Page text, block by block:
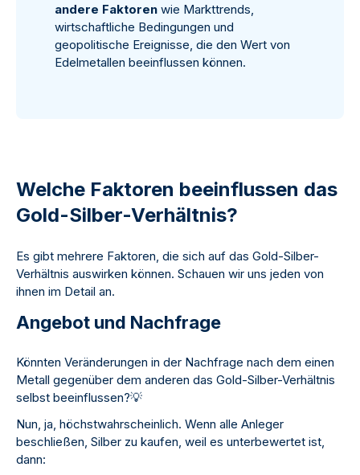
andere Faktoren wie Markttrends,
wirtschaftliche Bedingungen und
geopolitische Ereignisse, die den Wert von
Edelmetallen beeinflussen können.
Welche Faktoren beeinflussen das
Gold-Silber-Verhältnis?
Es gibt mehrere Faktoren, die sich auf das Gold-Silber-
Verhältnis auswirken können. Schauen wir uns jeden von
ihnen im Detail an.
Angebot und Nachfrage
Könnten Veränderungen in der Nachfrage nach dem einen
Metall gegenüber dem anderen das Gold-Silber-Verhältnis
selbst beeinflussen?💡
Nun, ja, höchstwahrscheinlich. Wenn alle Anleger
beschließen, Silber zu kaufen, weil es unterbewertet ist,
dann: